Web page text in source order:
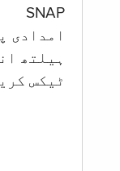
SNAP
امدادی
‏ہیلتھ
ٹیکس